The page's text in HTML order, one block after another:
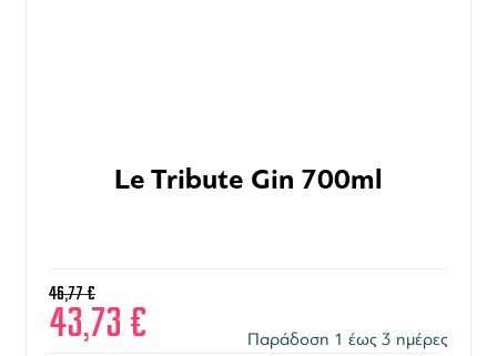
Le Tribute Gin 700ml
46,77€
43,73 € Παράδοση 1 έως 3 ημέρες